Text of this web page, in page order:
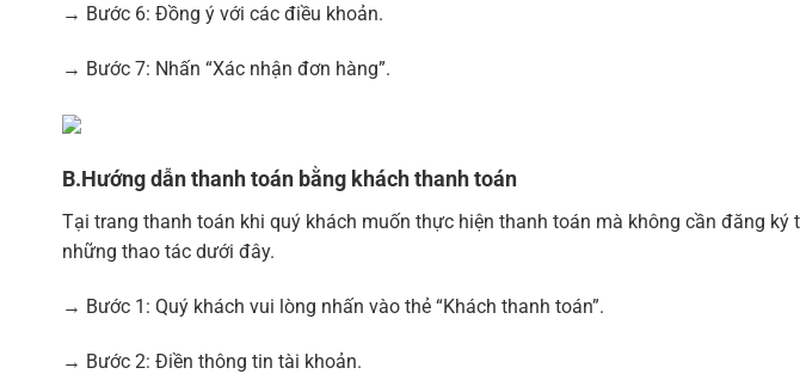
→ Bước 6: Đồng ý với các điều khoản.
→ Bước 7: Nhấn “Xác nhận đơn hàng”.
B.Hướng dẫn thanh toán bằng khách thanh toán
Tại trang thanh toán khi quý khách muốn thực hiện thanh toán mà không cần đăng
những thao tác dưới đây.
→ Bước 1: Quý khách vui lòng nhấn vào thẻ “Khách thanh toán”.
→ Bước 2: Điền thông tin tài khoản.